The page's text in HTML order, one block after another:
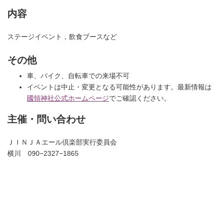
内容
ステージイベント，飲食ブースなど
その他
車、バイク、自転車での来場不可
イベントは中止・変更となる可能性があります。最新情報は
國領神社公式ホームページでご確認ください。
主催・問い合わせ
ＪＩＮＪＡエール倶楽部実行委員会
横川 090−2327−1865